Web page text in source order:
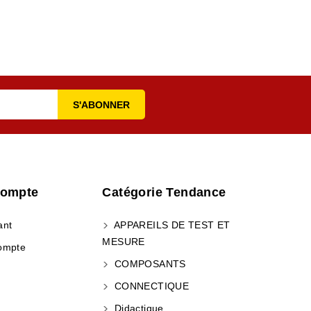
Catégorie Tendance
APPAREILS DE TEST ET
MESURE
COMPOSANTS
CONNECTIQUE
Didactique